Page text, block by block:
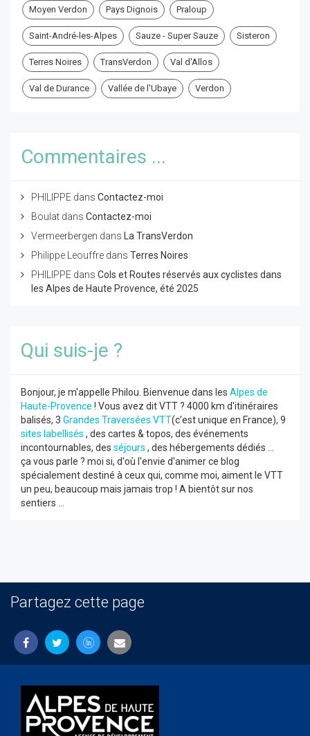
Moyen Verdon Pays Dignois Praloup
Saint-André-les-Alpes Sauze - Super Sauze Sisteron
Terres Noires TransVerdon Val d'Allos
Val de Durance Vallée de l'Ubaye Verdon
Commentaires ...
PHILIPPE dans Contactez-moi
Boulat dans Contactez-moi
Vermeerbergen dans La TransVerdon
Philippe Leouffre dans Terres Noires
PHILIPPE dans Cols et Routes réservés aux cyclistes dans
les Alpes de Haute Provence, été 2025
Qui suis-je ?
Bonjour, je m'appelle Philou. Bienvenue dans les Alpes de
Haute-Provence ! Vous avez dit VTT ? 4000 km d'itinéraires
balisés, 3 Grandes Traversées VTT(c'est unique en France), 9
sites labellisés , des cartes & topos, des événements
incontournables, des séjours , des hébergements dédiés ...
ça vous parle ? moi si, d'où l'envie d'animer ce blog
spécialement destiné à ceux qui, comme moi, aiment le VTT
un peu, beaucoup mais jamais trop ! A bientôt sur nos
sentiers ...
Partagez cette page